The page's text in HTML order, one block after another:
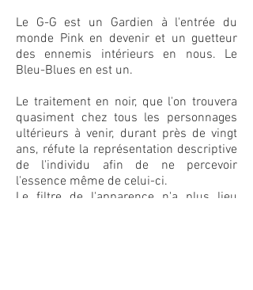
Le G-G est un Gardien à l'entrée du
monde Pink en devenir et un guetteur
des ennemis intérieurs en nous. Le
Bleu-Blues en est un.
Le traitement en noir, que l'on trouvera
quasiment chez tous les personnages
ultérieurs à venir, durant près de vingt
ans, réfute la représentation descriptive
de l'individu afin de ne percevoir
l'essence même de celui-ci.
Le filtre de l'apparence n'a plus lieu